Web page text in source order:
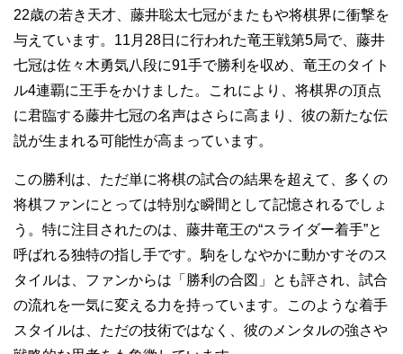
22歳の若き天才、藤井聡太七冠がまたもや将棋界に衝撃を
与えています。11月28日に行われた竜王戦第5局で、藤井
七冠は佐々木勇気八段に91手で勝利を収め、竜王のタイト
ル4連覇に王手をかけました。これにより、将棋界の頂点
に君臨する藤井七冠の名声はさらに高まり、彼の新たな伝
説が生まれる可能性が高まっています。
この勝利は、ただ単に将棋の試合の結果を超えて、多くの
将棋ファンにとっては特別な瞬間として記憶されるでしょ
う。特に注目されたのは、藤井竜王の“スライダー着手”と
呼ばれる独特の指し手です。駒をしなやかに動かすそのス
タイルは、ファンからは「勝利の合図」とも評され、試合
の流れを一気に変える力を持っています。このような着手
スタイルは、ただの技術ではなく、彼のメンタルの強さや